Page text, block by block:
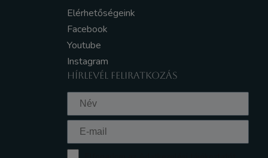
Elérhetőségeink
Facebook
Youtube
Instagram
HÍRLEVÉL FELIRATKOZÁS